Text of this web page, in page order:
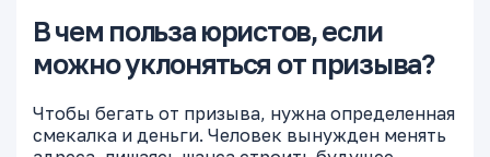
В чем польза юристов, если
можно уклоняться от призыва?
Чтобы бегать от призыва, нужна определенная
смекалка и деньги. Человек вынужден менять